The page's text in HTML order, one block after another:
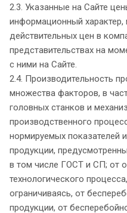
2.3. Указанные на Сайте
информационный характер,
действительных цен в
представительствах на
с ними на Сайте.
2.4. Производительность
множества факторов, в
головных станков и
производственного
нормируемых показателей
продукции,
в том числе ГОСТ и СП; от
технологического
ограничиваясь, от
продукции, от